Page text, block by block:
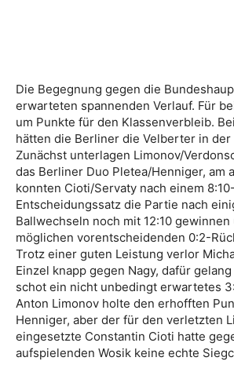
Die Begegnung gegen die
erwarteten spannenden Verlauf. Für
um Punkte für den Klassenverbleib.
hätten die Berliner die Velberter in
Zunächst unterlagen Limonov/
das Berliner Duo Pletea/Henniger, am
konnten Cioti/Servaty nach einem
Entscheidungssatz die Partie nach
Ballwechseln noch mit 12:10 gewinnen
möglichen vorentscheidenden 0:2-
Trotz einer guten Leistung verlor
Einzel knapp gegen Nagy, dafür
schot ein nicht unbedingt erwartetes
Anton Limonov holte den erhofften
Henniger, aber der für den verletzten
eingesetzte Constantin Cioti hatte
aufspielenden Wosik keine echte